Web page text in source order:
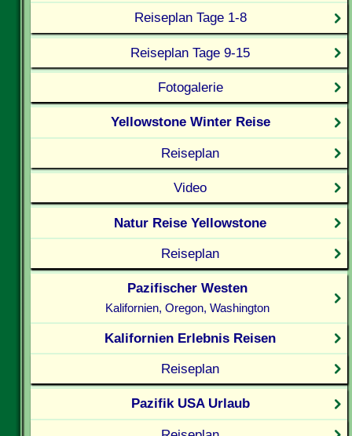
Reiseplan Tage 1-8
Reiseplan Tage 9-15
Fotogalerie
Yellowstone Winter Reise
Reiseplan
Video
Natur Reise Yellowstone
Reiseplan
Pazifischer Westen
Kalifornien, Oregon, Washington
Kalifornien Erlebnis Reisen
Reiseplan
Pazifik USA Urlaub